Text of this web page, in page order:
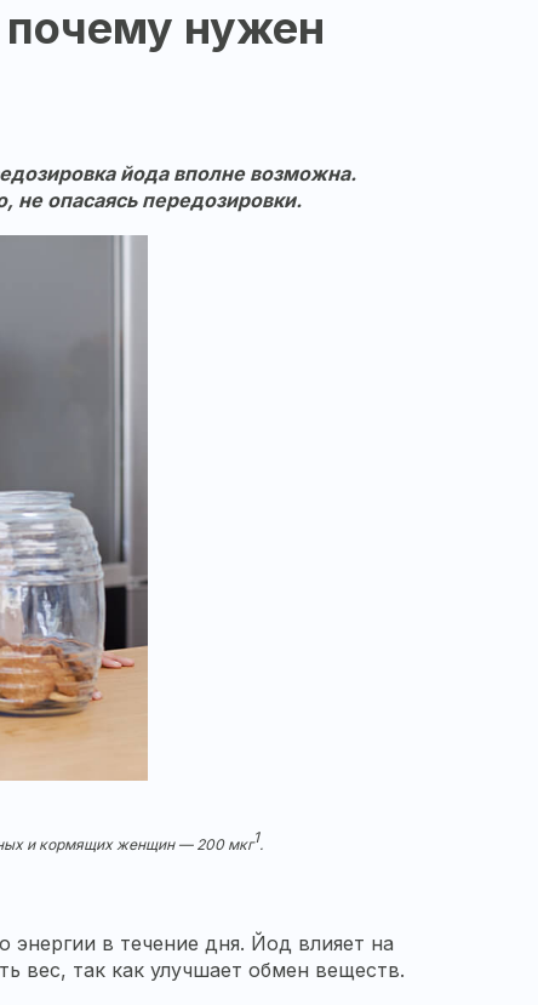
почему нужен
йода вполне возможна.
не опасаясь передозировки.
и кормящих женщин — 200 мкг1.
в течение дня. Йод влияет на
вес, так как улучшает обмен веществ.